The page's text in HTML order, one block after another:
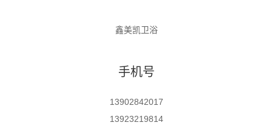
鑫美凯卫浴
手机号
13902842017
13923219814